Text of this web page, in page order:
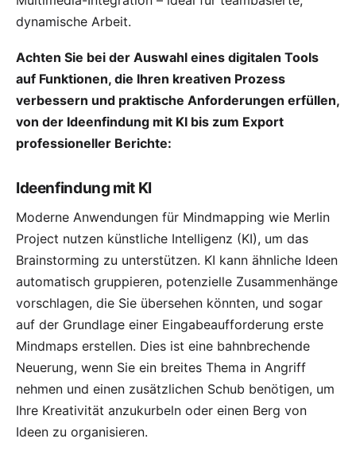
dynamische Arbeit.
Achten Sie bei der Auswahl eines digitalen Tools
auf Funktionen, die Ihren kreativen Prozess
verbessern und praktische Anforderungen erfüllen,
von der Ideenfindung mit KI bis zum Export
professioneller Berichte:
Ideenfindung mit KI
Moderne Anwendungen für Mindmapping wie Merlin
Project nutzen künstliche Intelligenz (KI), um das
Brainstorming zu unterstützen. KI kann ähnliche Ideen
automatisch gruppieren, potenzielle Zusammenhänge
vorschlagen, die Sie übersehen könnten, und sogar
auf der Grundlage einer Eingabeaufforderung erste
Mindmaps erstellen. Dies ist eine bahnbrechende
Neuerung, wenn Sie ein breites Thema in Angriff
nehmen und einen zusätzlichen Schub benötigen, um
Ihre Kreativität anzukurbeln oder einen Berg von
Ideen zu organisieren.